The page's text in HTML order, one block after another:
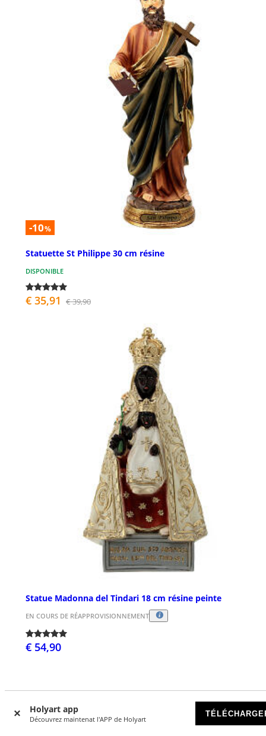
Holyart app
Découvrez maintenat l'APP de Holyart
-10%
Statuette St Philippe 30 cm résine
DISPONIBLE
€ 35,91 € 39,90
Statue Madonna del Tindari 18 cm résine peinte
EN COURS DE RÉAPPROVISIONNEMENT
€ 54,90